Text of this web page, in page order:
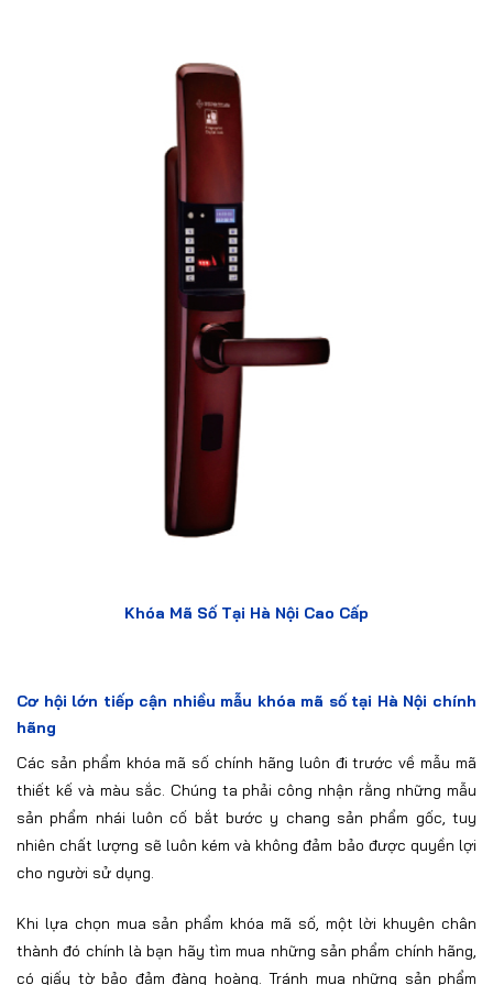
Khóa Mã Số Tại Hà Nội Cao Cấp
Cơ hội lớn tiếp cận nhiều mẫu khóa mã số tại Hà Nội chính
hãng
Các sản phẩm khóa mã số chính hãng luôn đi trước về mẫu mã
thiết kế và màu sắc. Chúng ta phải công nhận rằng những mẫu
sản phẩm nhái luôn cố bắt bước y chang sản phẩm gốc, tuy
nhiên chất lượng sẽ luôn kém và không đảm bảo được quyền lợi
cho người sử dụng.
Khi lựa chọn mua sản phẩm khóa mã số, một lời khuyên chân
thành đó chính là bạn hãy tìm mua những sản phẩm chính hãng,
có giấy tờ bảo đảm đàng hoàng. Tránh mua những sản phẩm